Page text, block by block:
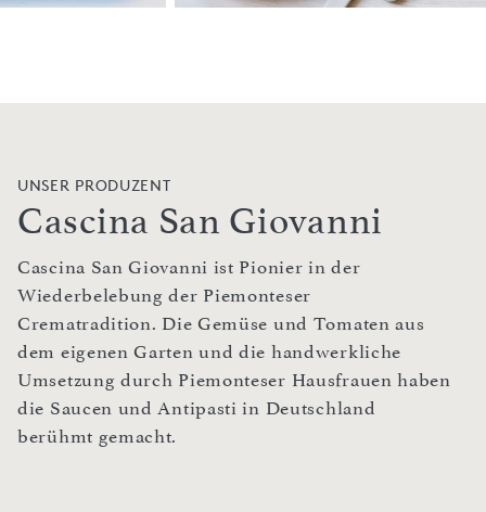
UNSER PRODUZENT
Cascina San Giovanni
Cascina San Giovanni ist Pionier in der
Wiederbelebung der Piemonteser
Crematradition. Die Gemüse und Tomaten aus
dem eigenen Garten und die handwerkliche
Umsetzung durch Piemonteser Hausfrauen haben
die Saucen und Antipasti in Deutschland
berühmt gemacht.